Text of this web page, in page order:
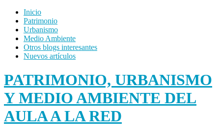
Inicio
Patrimonio
Urbanismo
Medio Ambiente
Otros blogs interesantes
Nuevos artículos
PATRIMONIO, URBANISMO
Y MEDIO AMBIENTE DEL
AULA A LA RED